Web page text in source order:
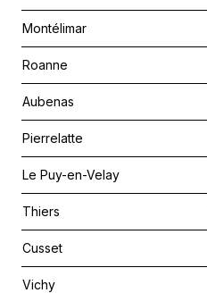
Montélimar
Roanne
Aubenas
Pierrelatte
Le Puy-en-Velay
Thiers
Cusset
Vichy